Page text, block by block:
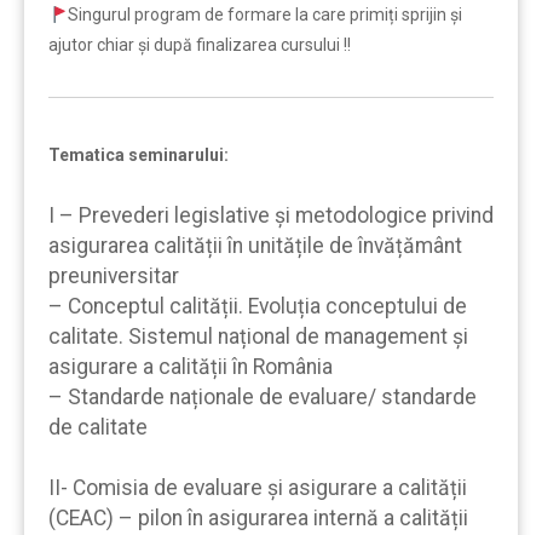
Singurul program de formare la care primiți sprijin şi
ajutor chiar şi după finalizarea cursului !!
Tematica seminarului:
I – Prevederi legislative și metodologice privind
asigurarea calității în unitățile de învățământ
preuniversitar
– Conceptul calității. Evoluția conceptului de
calitate. Sistemul național de management și
asigurare a calității în România
– Standarde naționale de evaluare/ standarde
de calitate
II- Comisia de evaluare și asigurare a calității
(CEAC) – pilon în asigurarea internă a calității